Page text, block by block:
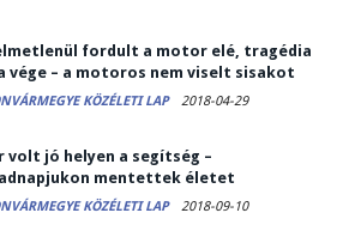
fordult a motor elé, tragédia
vége – a motoros nem viselt sisakot
KÖZÉLETI LAP 2018-04-29
volt jó helyen a segítség –
mentettek életet
KÖZÉLETI LAP 2018-09-10